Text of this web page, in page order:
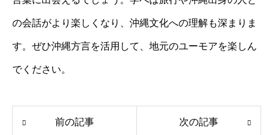
の会話がより楽しくなり、沖縄文化への理解も深まりま
す。ぜひ沖縄方言を活用して、地元のユーモアを楽しん
でください。
前の記事 次の記事